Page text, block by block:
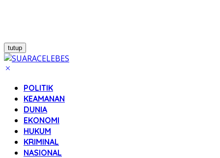
tutup
POLITIK
KEAMANAN
DUNIA
EKONOMI
HUKUM
KRIMINAL
NASIONAL